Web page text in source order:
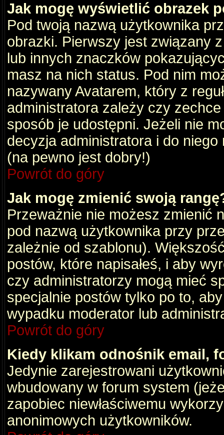
Jak mogę wyświetlić obrazek
Pod twoją nazwą użytkownika
obrazki. Pierwszy jest związany
lub innych znaczków
masz na nich status. Pod nim
nazywany Avatarem, który z
administratora zależy czy
sposób je udostępni. Jeżeli nie
decyzja administratora i do
(na pewno jest dobry!)
Powrót do góry
Jak mogę zmienić swoją
Przeważnie nie możesz zmienić
pod nazwą użytkownika przy
zależnie od szablonu).
postów, które napisałeś, i aby
czy administratorzy mogą mieć
specjalnie postów tylko po to,
wypadku moderator lub
Powrót do góry
Kiedy klikam odnośnik email,
Jedynie zarejestrowani
wbudowany w forum system
zapobiec niewłaściwemu
anonimowych użytkowników.